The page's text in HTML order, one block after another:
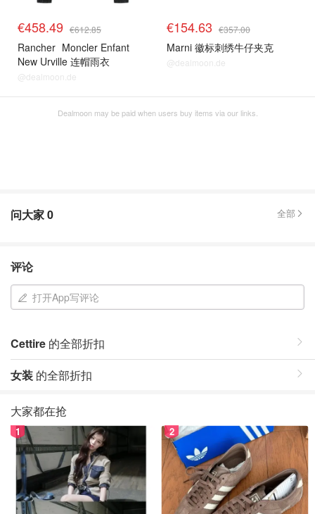
€458.49 €612.85
Rancher Moncler Enfant
New Urville 连帽雨衣
@dealmoon.de
€154.63 €357.00
Marni 徽标刺绣牛仔夹克
@dealmoon.de
Dealmoon may be paid when users buy items via our links.
问大家0 全部
评论
打开App写评论
Cettire 的全部折扣
女装 的全部折扣
大家都在抢
1 2